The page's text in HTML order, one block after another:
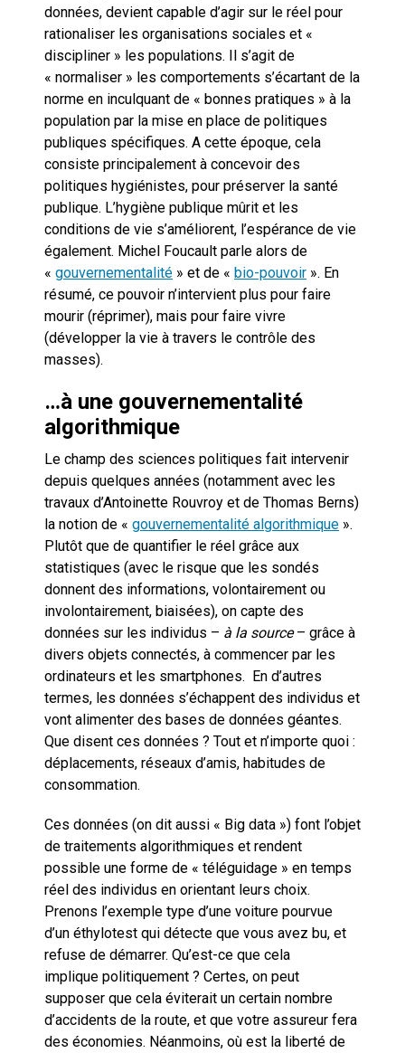
données, devient capable d’agir sur le réel pour
rationaliser les organisations sociales et «
discipliner » les populations. Il s’agit de
« normaliser » les comportements s’écartant de la
norme en inculquant de « bonnes pratiques » à la
population par la mise en place de politiques
publiques spécifiques. A cette époque, cela
consiste principalement à concevoir des
politiques hygiénistes, pour préserver la santé
publique. L’hygiène publique mûrit et les
conditions de vie s’améliorent, l’espérance de vie
également. Michel Foucault parle alors de
« gouvernementalité » et de « bio-pouvoir ». En
résumé, ce pouvoir n’intervient plus pour faire
mourir (réprimer), mais pour faire vivre
(développer la vie à travers le contrôle des
masses).
…à une gouvernementalité
algorithmique
Le champ des sciences politiques fait intervenir
depuis quelques années (notamment avec les
travaux d’Antoinette Rouvroy et de Thomas Berns)
la notion de « gouvernementalité algorithmique ».
Plutôt que de quantifier le réel grâce aux
statistiques (avec le risque que les sondés
donnent des informations, volontairement ou
involontairement, biaisées), on capte des
données sur les individus – à la source– grâce à
divers objets connectés, à commencer par les
ordinateurs et les smartphones. En d’autres
termes, les données s’échappent des individus et
vont alimenter des bases de données géantes.
Que disent ces données ? Tout et n’importe quoi :
déplacements, réseaux d’amis, habitudes de
consommation.
Ces données (on dit aussi « Big data ») font l’objet
de traitements algorithmiques et rendent
possible une forme de « téléguidage » en temps
réel des individus en orientant leurs choix.
Prenons l’exemple type d’une voiture pourvue
d’un éthylotest qui détecte que vous avez bu, et
refuse de démarrer. Qu’est-ce que cela
implique politiquement ? Certes, on peut
supposer que cela éviterait un certain nombre
d’accidents de la route, et que votre assureur fera
des économies. Néanmoins, où est la liberté de